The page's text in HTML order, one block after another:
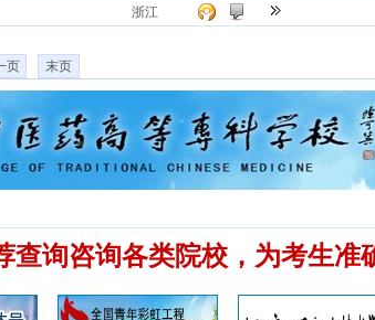
浙江
页 末页
询咨询各类院校，为考生准